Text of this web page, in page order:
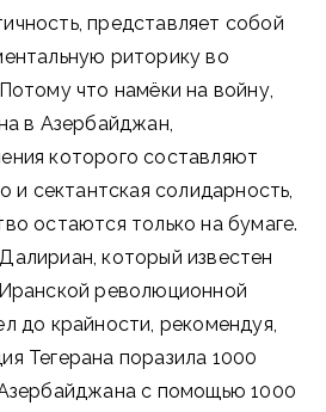
представляет собой
риторику во
что намёки на войну,
в Азербайджан,
которого составляют
и сектантская солидарность,
остаются только на бумаге.
который известен
революционной
до крайности, рекомендуя,
Тегерана поразила 1000
с помощью 1000